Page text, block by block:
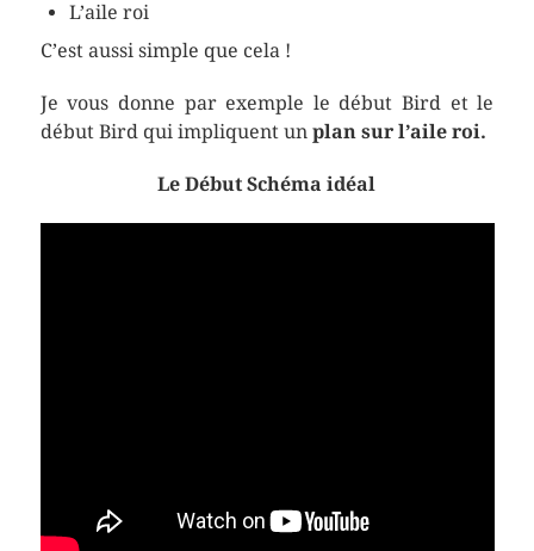
L’aile roi
C’est aussi simple que cela !
Je vous donne par exemple le début Bird et le
début Bird qui impliquent un plan sur l’aile roi.
Le Début Schéma idéal